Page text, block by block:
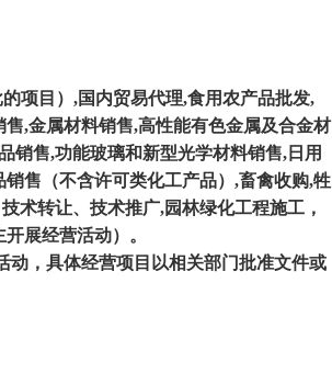
项目）,国内贸易代理,食用农产品批发,
,金属材料销售,高性能有色金属及合金材
销售,功能玻璃和新型光学材料销售,日用
售（不含许可类化工产品）,畜禽收购,牲
术转让、技术推广,园林绿化工程施工，
展经营活动）。
动，具体经营项目以相关部门批准文件或